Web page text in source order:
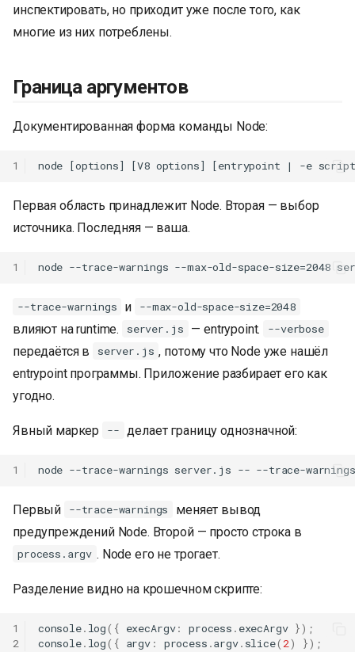
инспектировать, но приходит уже после того, как
многие из них потреблены.
Граница аргументов
Документированная форма команды Node:
1
Первая область принадлежит Node. Вторая — выбор
источника. Последняя — ваша.
1
--trace-warnings и --max-old-space-size=2048
влияют на runtime. server.js — entrypoint. --verbose
передаётся в server.js , потому что Node уже нашёл
entrypoint программы. Приложение разбирает его как
угодно.
Явный маркер -- делает границу однозначной:
1
Первый --trace-warnings
меняет вывод
предупреждений Node. Второй — просто строка в
process.argv . Node его не трогает.
Разделение видно на крошечном скрипте:
1
2
console. log({ execArgv: process . execArgv });
console. log({ argv : process .argv. slice(2) });